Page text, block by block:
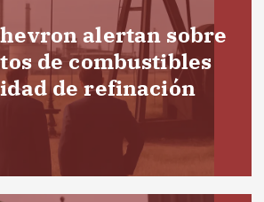
alertan sobre
de combustibles
de refinación